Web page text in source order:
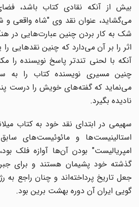
بیش از آنکه نقادی کتاب باشد،
می‌گشاید، عنوان نقد وی "شاه واقعی و
شک به کار بردن چنین عبارت‌هایی در
اثر را بر آن می‌دارد که چنین نقدهایی را
آنکه با لحنی تندتر پاسخ نویسنده را
چنین مسیری نویسنده کتاب را به
می‌نماید که گفته‌های خویش را درست
نادیده بگیرد.
سهیمی در ابتدای نقد خود به کتاب
استالینیست‌ها و مائوئیست‌های
امپریالیست" بودن آن‌ها آوازه فلک بود،
گذشته خود پشیمان هستند و برای
جعل تاریخ پرداخته‌اند و چنان راجع به
گویی ایران آن دوره بهشت برین بود.